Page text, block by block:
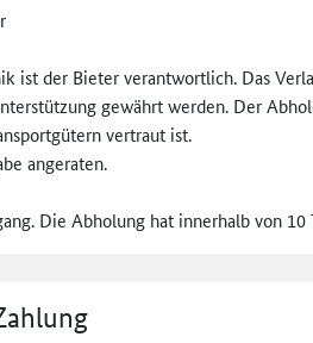
ist der Bieter verantwortlich. Das
gewährt werden. Der
vertraut ist.
angeraten.
Die Abholung hat innerhalb von